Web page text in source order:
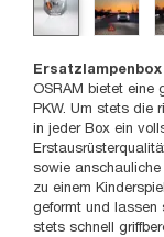
OSRAM bietet eine
PKW. Um stets die
in jeder Box ein
sowie
zu einem
geformt und lassen
stets schnell